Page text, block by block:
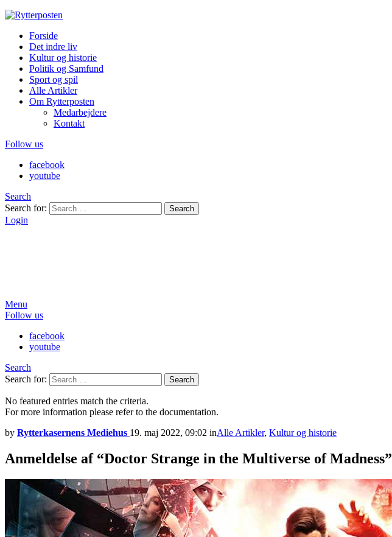
Forside
Det indre liv
Kultur og historie
Politik og Samfund
Sport og spil
Alle Artikler
Om Rytterposten
Medarbejdere
Kontakt
Follow us
facebook
youtube
Search
Search for:
Search
Login
Menu
Follow us
facebook
youtube
Search
Search for:
Search
No featured entries match the criteria.
For more information please refer to the documentation.
by Rytterkasernens Mediehus 19. maj 2022, 09:02 inAlle Artikler, Kultur og historie
Anmeldelse af “Doctor Strange in the Multiverse of Madness”